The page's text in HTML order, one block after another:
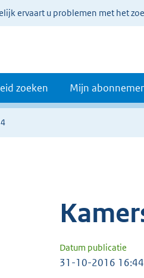
ervaart u problemen met het
zoeken Mijn
Datum publicatie
31-10-2016 16:44